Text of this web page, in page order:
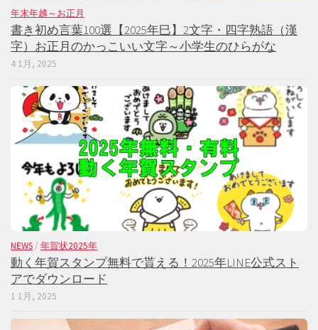
年末年越～お正月
書き初め言葉100選【2025年巳】2文字・四字熟語（漢
字）お正月のかっこいい文字～小学生のひらがな
4 1月, 2025
NEWS / 年賀状2025年
動く年賀スタンプ無料で貰える！2025年LINE公式スト
アでダウンロード
1 1月, 2025